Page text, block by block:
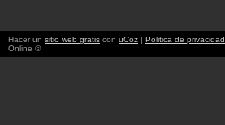
Hacer un sitio web gratis con uCoz | Politica de privacidad
Online ©